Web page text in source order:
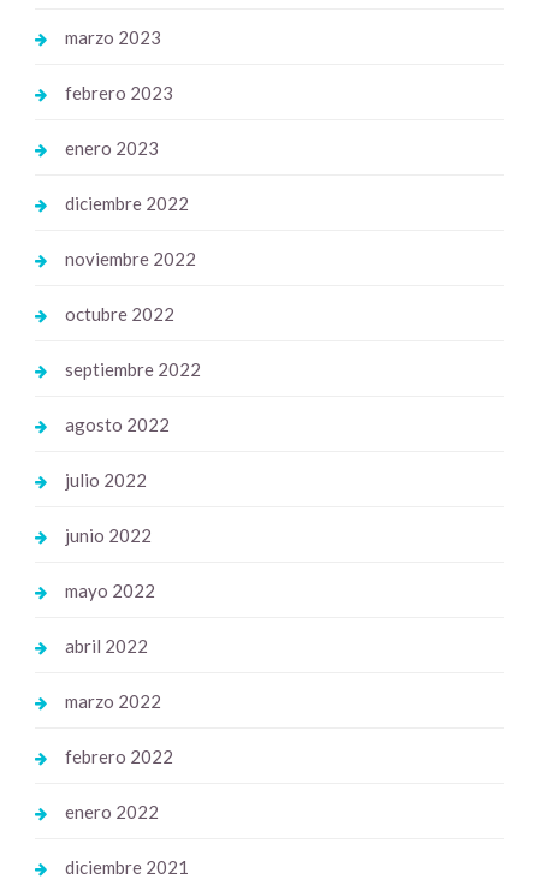
marzo 2023
febrero 2023
enero 2023
diciembre 2022
noviembre 2022
octubre 2022
septiembre 2022
agosto 2022
julio 2022
junio 2022
mayo 2022
abril 2022
marzo 2022
febrero 2022
enero 2022
diciembre 2021